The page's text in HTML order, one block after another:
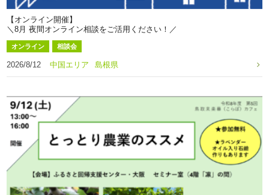
【オンライン開催】
＼8月 夜間オンライン相談をご活用ください！／
オンライン 相談会
2026/8/12 中国エリア 島根県